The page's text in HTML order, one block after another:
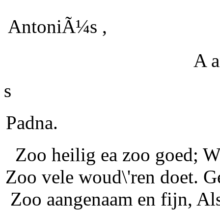
AntoniÃ¼s ,
A
s
Padna.
Zoo heilig ea zoo goed;
Zoo vele woud\'ren doet.
Zoo aangenaam en fijn,